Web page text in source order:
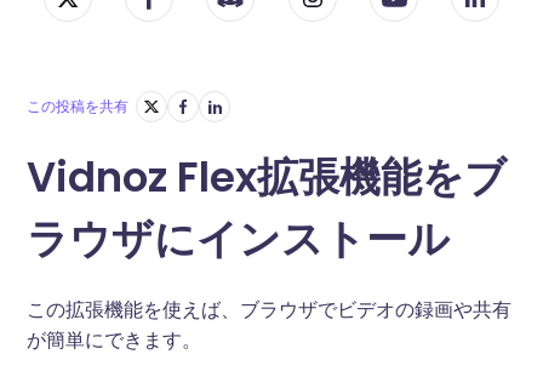
この投稿を共有
Vidnoz Flex拡張機能をブ
ラウザにインストール
この拡張機能を使えば、ブラウザでビデオの録画や共有
が簡単にできます。